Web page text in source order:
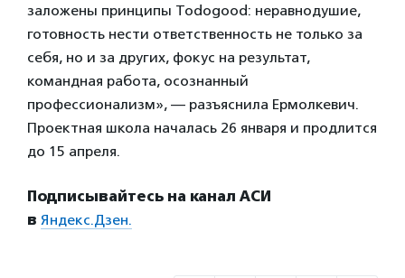
заложены принципы Todogood: неравнодушие,
готовность нести ответственность не только за
себя, но и за других, фокус на результат,
командная работа, осознанный
профессионализм», — разъяснила Ермолкевич.
Проектная школа началась 26 января и продлится
до 15 апреля.
Подписывайтесь на канал АСИ
в Яндекс.Дзен.